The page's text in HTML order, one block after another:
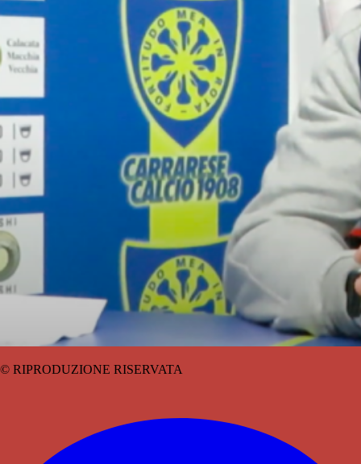
© RIPRODUZIONE RISERVATA